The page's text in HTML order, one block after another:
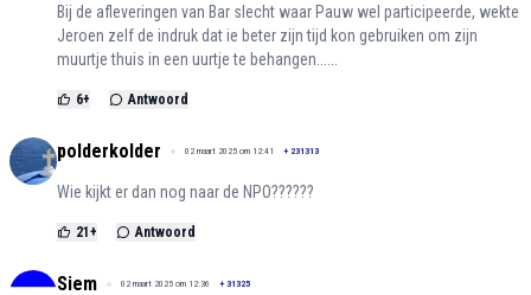
Bij de afleveringen van Bar slecht waar Pauw wel participeerde, wekte
Jeroen zelf de indruk dat ie beter zijn tijd kon gebruiken om zijn
muurtje thuis in een uurtje te behangen......
6+ Antwoord
polderkolder 02 maart 2025 om 12:41 + 231313
Wie kijkt er dan nog naar de NPO??????
21+ Antwoord
Siem 02 maart 2025 om 12:36 + 31325